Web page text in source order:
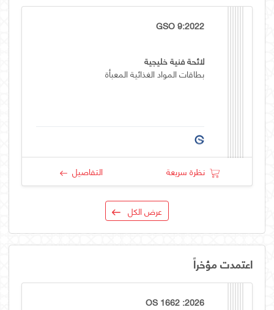
GSO 9:2022
لائحة فنية خليجية
بطاقات المواد الغذائية المعبأة
نظرة سريعة التفاصيل
عرض الكل
اعتمدت مؤخراً
OS 1662 :2026